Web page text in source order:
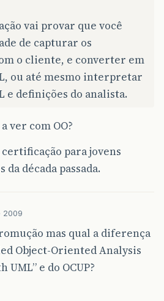
vai provar que você
de capturar os
o cliente, e converter em
ou até mesmo interpretar
e definições do analista.
ver com OO?
certificação para jovens
década passada.
2009
mas qual a diferença
Object-Oriented Analysis
UML” e do OCUP?